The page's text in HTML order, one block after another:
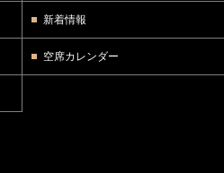
新着情報
空席カレンダー